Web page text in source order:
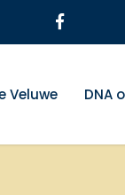
Veluwe DNA